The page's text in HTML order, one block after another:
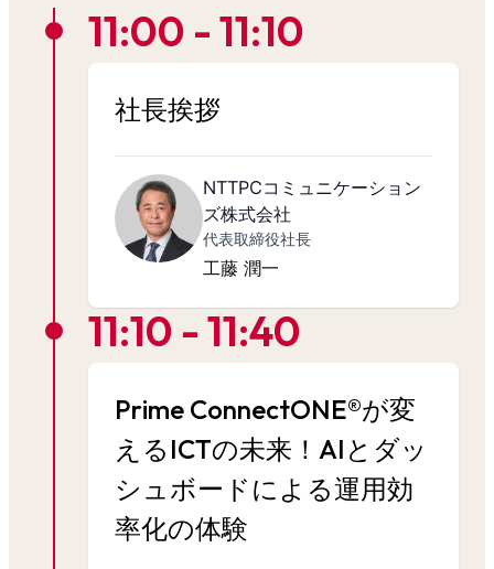
11:00 - 11:10
社長挨拶
NTTPCコミュニケーション
ズ株式会社
代表取締役社長
工藤 潤一
11:10 - 11:40
Prime ConnectONE®が変
えるICTの未来！AIとダッ
シュボードによる運用効
率化の体験